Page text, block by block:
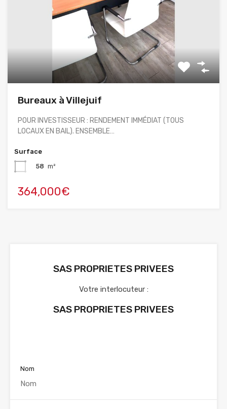
Bureaux à Villejuif
POUR INVESTISSEUR : RENDEMENT IMMÉDIAT (TOUS
LOCAUX EN BAIL). ENSEMBLE…
Surface
58 m²
364,000€
SAS PROPRIETES PRIVEES
Votre interlocuteur :
SAS PROPRIETES PRIVEES
Nom